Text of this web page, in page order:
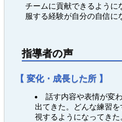
チームに貢献できるように
服する経験が自分の自信に
指導者の声
【 変化・成長した所 】
話す内容や表情が変
出てきた。どんな練習
視するようになってきた